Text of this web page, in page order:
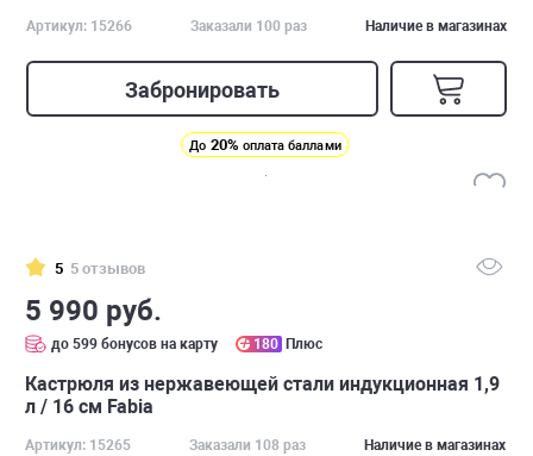
Артикул: 15266 Заказали 100 раз Наличие в магазинах
Забронировать
До 20% оплата баллами
5 5 отзывов
5 990 руб.
до 599 бонусов на карту 180 Плюс
Кастрюля из нержавеющей стали индукционная 1,9
л / 16 см Fabia
Артикул: 15265 Заказали 108 раз Наличие в магазинах